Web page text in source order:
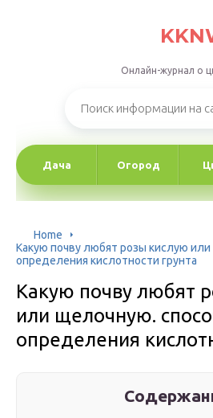
Онлайн-журнал о
Дача Огород
Home
Какую почву любят розы кислую
определения кислотности грунта
Какую почву любят
или щелочную.
определения